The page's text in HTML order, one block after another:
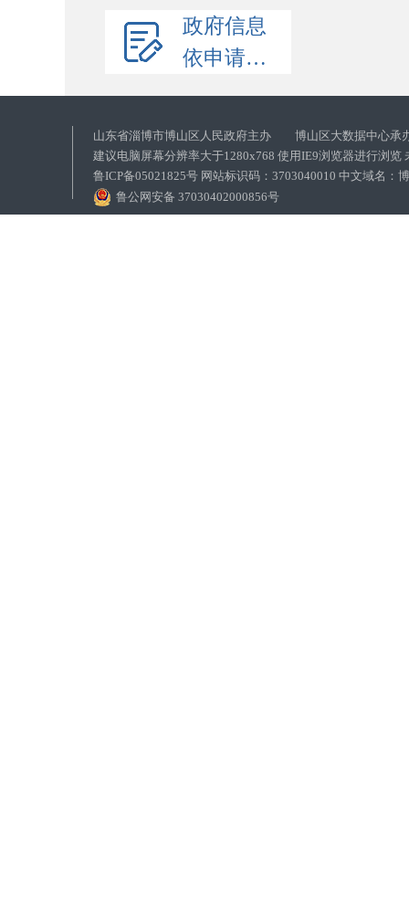
政府信息
依申请公开
山东省淄博市博山区人民政府主办 博山区大数据中心承
建议电脑屏幕分辨率大于1280x768 使用IE9浏览器进行浏览
鲁ICP备05021825号 网站标识码：3703040010 中文域名：
鲁公网安备 37030402000856号